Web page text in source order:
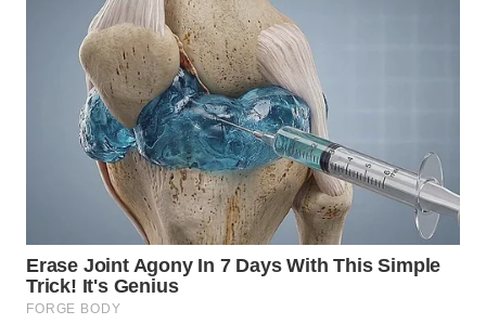
SOLO
WN
BOROBUDUR
WN
SURABAYA